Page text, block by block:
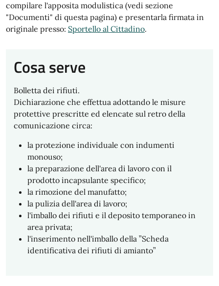
compilare l'apposita modulistica (vedi sezione
"Documenti" di questa pagina) e presentarla firmata in
originale presso: Sportello al Cittadino.
Cosa serve
Bolletta dei rifiuti.
Dichiarazione che effettua adottando le misure
protettive prescritte ed elencate sul retro della
comunicazione circa:
la protezione individuale con indumenti
monouso;
la preparazione dell'area di lavoro con il
prodotto incapsulante specifico;
la rimozione del manufatto;
la pulizia dell'area di lavoro;
l'imballo dei rifiuti e il deposito temporaneo in
area privata;
l'inserimento nell'imballo della ”Scheda
identificativa dei rifiuti di amianto”